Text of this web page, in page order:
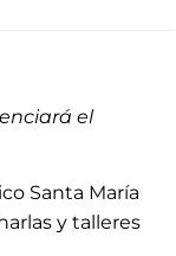
el
Santa María
y talleres